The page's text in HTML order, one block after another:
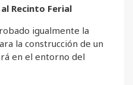
Recinto Ferial
igualmente la
la construcción de un
en el entorno del